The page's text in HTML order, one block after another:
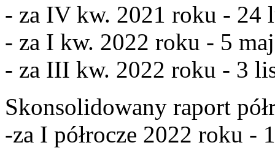
- za IV kw. 2021 roku - 24
- za I kw. 2022 roku - 5
- za III kw. 2022 roku - 3
Skonsolidowany raport
-za I półrocze 2022 roku -